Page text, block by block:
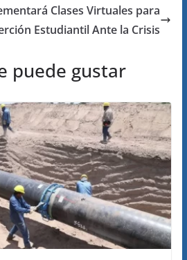
Clases Virtuales para
Estudiantil Ante la Crisis
puede gustar